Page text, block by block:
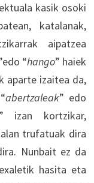
kasik osoki
katalanak,
aipatzea
“hango” haiek
aparte izaitea da,
abertzaleak” edo
izan kortzikar,
trufatuak dira
Nunbait ez da
hasita eta